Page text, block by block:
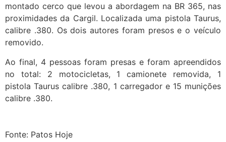
montado cerco que levou a abordagem na BR 365, nas
proximidades da Cargil. Localizada uma pistola Taurus,
calibre .380. Os dois autores foram presos e o veículo
removido.
Ao final, 4 pessoas foram presas e foram apreendidos
no total: 2 motocicletas, 1 camionete removida, 1
pistola Taurus calibre .380, 1 carregador e 15 munições
calibre .380.
Fonte: Patos Hoje